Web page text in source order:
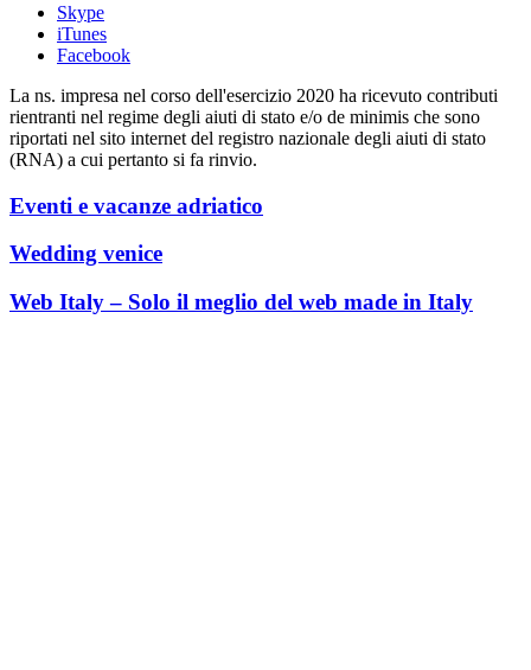
Skype
iTunes
Facebook
La ns. impresa nel corso dell'esercizio 2020 ha ricevuto contributi
rientranti nel regime degli aiuti di stato e/o de minimis che sono
riportati nel sito internet del registro nazionale degli aiuti di stato
(RNA) a cui pertanto si fa rinvio.
Eventi e vacanze adriatico
Wedding venice
Web Italy – Solo il meglio del web made in Italy